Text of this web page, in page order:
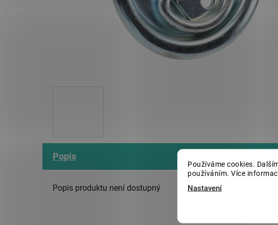
Používáme cookies.
používáním. Více
Nastavení
Popis
Popis produktu není dostupný